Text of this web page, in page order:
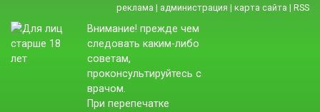
реклама | администрация | карта сайта | RSS
Внимание! прежде чем
следовать каким-либо
советам,
проконсультируйтесь с
врачом.
При перепечатке